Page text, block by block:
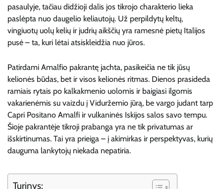
pasaulyje, tačiau didžioji dalis jos tikrojo charakterio lieka
paslėpta nuo daugelio keliautojų. Už perpildytų keltų,
vingiuotų uolų kelių ir judrių aikščių yra ramesnė pietų Italijos
pusė – ta, kuri lėtai atsiskleidžia nuo jūros.
Patirdami Amalfio pakrantę jachta, pasikeičia ne tik jūsų
kelionės būdas, bet ir visos kelionės ritmas. Dienos prasideda
ramiais rytais po kalkakmenio uolomis ir baigiasi ilgomis
vakarienėmis su vaizdu į Viduržemio jūrą, be vargo judant tarp
Capri Positano Amalfi ir vulkaninės Iskijos salos savo tempu.
Šioje pakrantėje tikroji prabanga yra ne tik privatumas ar
išskirtinumas. Tai yra prieiga – į akimirkas ir perspektyvas, kurių
dauguma lankytojų niekada nepatiria.
Turinys: